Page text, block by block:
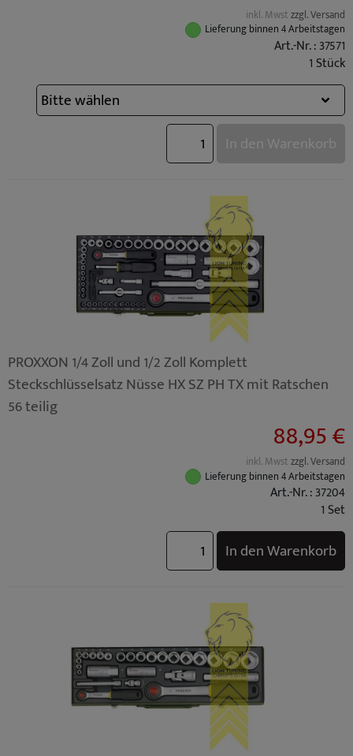
inkl. Mwstzzgl. Versand
Lieferung binnen 4 Arbeitstagen
Art.-Nr. : 37571
1 Stück
In den Warenkorb
PROXXON 1/4 Zoll und 1/2 Zoll Komplett
Steckschlüsselsatz Nüsse HX SZ PH TX mit Ratschen
56 teilig
88,95 €
inkl. Mwstzzgl. Versand
Lieferung binnen 4 Arbeitstagen
Art.-Nr. : 37204
1 Set
In den Warenkorb